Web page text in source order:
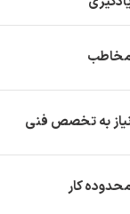
به تخصص فنی
کار